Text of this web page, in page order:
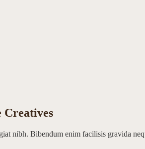
Creatives
nibh. Bibendum enim facilisis gravida